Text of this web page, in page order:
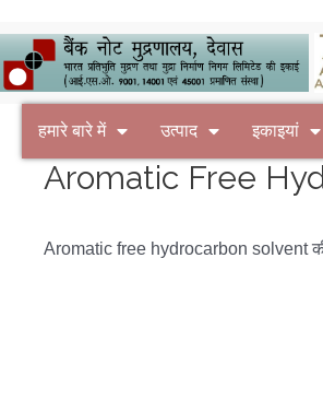
हमारे बारे में उत्पाद इकाइयां
Aromatic Free
Aromatic free hydrocarbon solvent की